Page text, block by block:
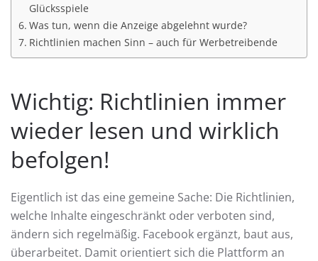
Glücksspiele
Was tun, wenn die Anzeige abgelehnt wurde?
Richtlinien machen Sinn – auch für Werbetreibende
Wichtig: Richtlinien immer
wieder lesen und wirklich
befolgen!
Eigentlich ist das eine gemeine Sache: Die Richtlinien,
welche Inhalte eingeschränkt oder verboten sind,
ändern sich regelmäßig. Facebook ergänzt, baut aus,
überarbeitet. Damit orientiert sich die Plattform an